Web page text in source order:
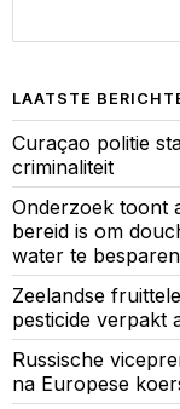
LAATSTE
Curaçao politie
criminaliteit
Onderzoek toont
bereid is om
water te besparen
Zeelandse
pesticide verpakt
Russische
na Europese